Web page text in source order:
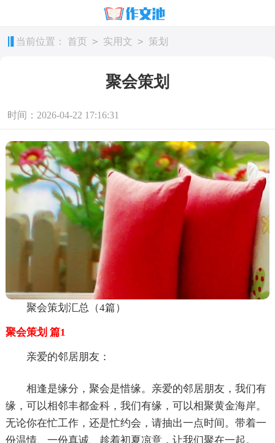
当前位置： 首页 > 实用文 > 策划
聚会策划
时间：2026-04-22 17:16:31
聚会策划汇总（4篇）
聚会策划 篇1
亲爱的邻居朋友：
相逢是缘分，聚会是惜缘。亲爱的邻居朋友，我们有
缘，可以相邻丰都金科，我们有缘，可以相聚黄金海岸。
无论你在忙工作，还是忙约会，请抽出一点时间。带着一
份温情、一份真诚、趁着初夏凉意，让我们聚在一起。